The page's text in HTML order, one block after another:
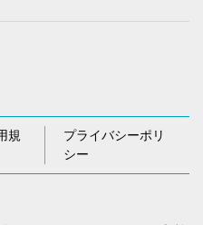
規
プライバシーポリ
シー